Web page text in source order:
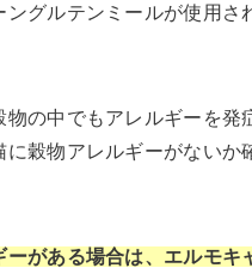
ングルテンミールが使用さ
物の中でもアレルギーを発
に穀物アレルギーがないか
ーがある場合は、エルモキ